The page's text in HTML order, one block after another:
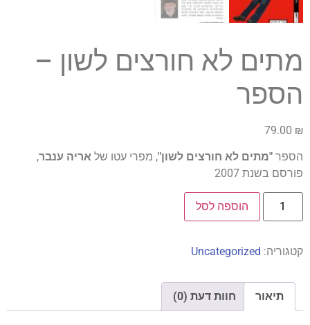
מתים לא חורצים לשון –
הספר
79.00 ₪
הספר "מתים לא חורצים לשון", מפרי עטו של אריה ענבר,
פורסם בשנת 2007
הוספה לסל
קטגוריה: Uncategorized
תיאור חוות דעת (0)